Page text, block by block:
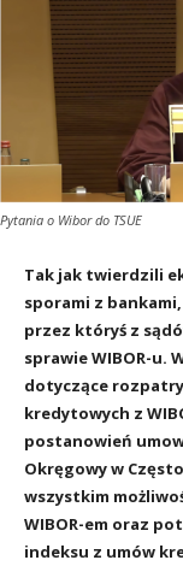
Pytania o Wibor do TSUE
Tak jak twierdzili
sporami z
przez któryś z
sprawie WIBOR-u.
dotyczące
kredytowych z
postanowień
Okręgowy w
wszystkim
WIBOR-em oraz
indeksu z umów